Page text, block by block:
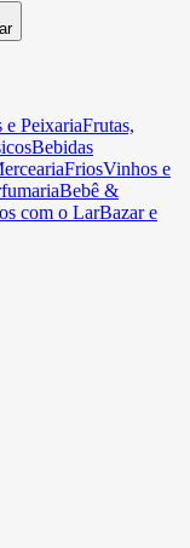
e PeixariaFrutas,
Bebidas
FriosVinhos e
Bebê &
com o LarBazar e